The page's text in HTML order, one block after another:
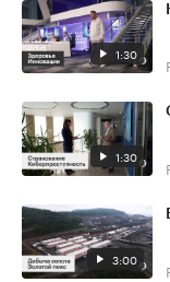
1:30
1:30
3:00